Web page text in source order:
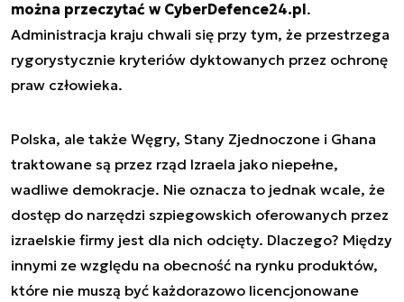
można przeczytać w CyberDefence24.pl.
Administracja kraju chwali się przy tym, że przestrzega
rygorystycznie kryteriów dyktowanych przez ochronę
praw człowieka.
Polska, ale także Węgry, Stany Zjednoczone i Ghana
traktowane są przez rząd Izraela jako niepełne,
wadliwe demokracje. Nie oznacza to jednak wcale, że
dostęp do narzędzi szpiegowskich oferowanych przez
izraelskie firmy jest dla nich odcięty. Dlaczego? Między
innymi ze względu na obecność na rynku produktów,
które nie muszą być każdorazowo licencjonowane